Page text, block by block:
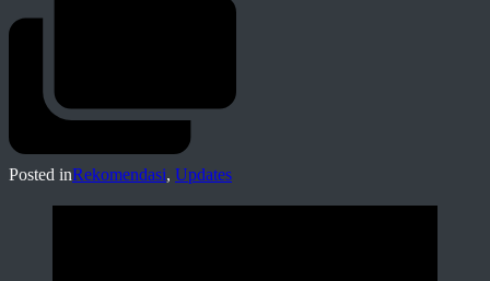
Posted inRekomendasi, Updates